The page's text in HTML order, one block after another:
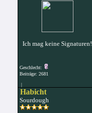
Ich mag keine Signaturen!
Geschlecht:
Beiträge: 2681
|
Habicht
Sourdough